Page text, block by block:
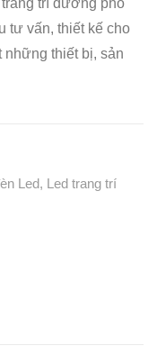
trí đường phố
tư vấn, thiết kế cho
những thiết bị, sản
Led, Led trang trí